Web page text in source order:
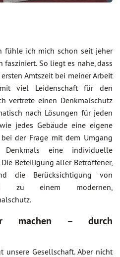
fühle ich mich schon seit jeher
So liegt es nahe, dass
Amtszeit bei meiner Arbeit
viel Leidenschaft für den
vertrete einen Denkmalschutz
nach Lösungen für jeden
jedes Gebäude eine eigene
der Frage mit dem Umgang
eine individuelle
Beteiligung aller Betroffener,
die Berücksichtigung von
zu einem modernen,
machen – durch
unsere Gesellschaft. Aber nicht